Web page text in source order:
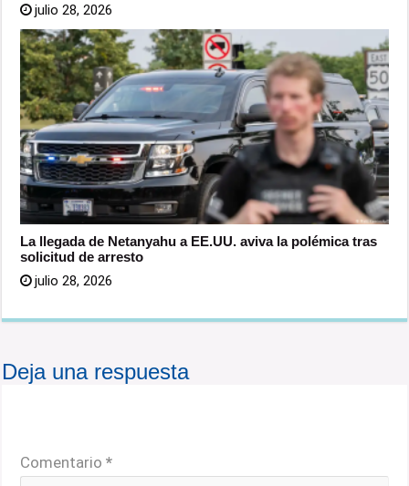
julio 28, 2026
La llegada de Netanyahu a EE.UU. aviva la polémica tras
solicitud de arresto
julio 28, 2026
Deja una respuesta
Comentario*